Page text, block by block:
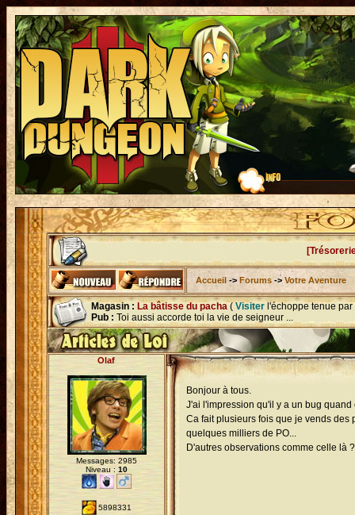
Accueil -> Forums -> Votre Aventure
Magasin : La bâtisse du pacha ( Visiter l'échoppe tenue par
Pub : Toi aussi accorde toi la vie de seigneur ...
Olaf
Messages: 2985
Niveau : 10
5898331
Bonjour à tous.
J'ai l'impression qu'il y a un bug
Ca fait plusieurs fois que je vends des
quelques milliers de PO...
D'autres observations comme celle là ?